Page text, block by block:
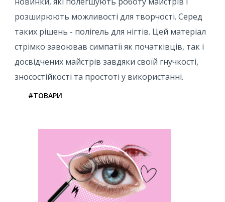
розширюють можливості для творчості. Серед
таких рішень - полігель для нігтів. Цей матеріал
стрімко завоював симпатії як початківців, так і
досвідчених майстрів завдяки своїй гнучкості,
зносостійкості та простоті у використанні.
#ТОВАРИ